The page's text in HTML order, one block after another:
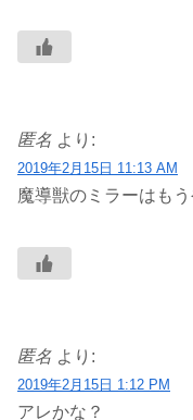
匿名 より:
2019年2月15日 11:13 AM
魔導獣のミラーはも
匿名 より:
2019年2月15日 1:12 PM
アレかな？